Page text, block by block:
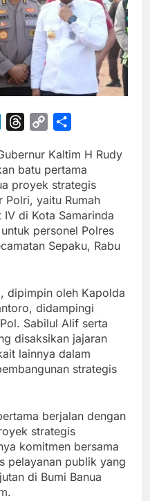
LinkedInThreads
Copy
Kaltim H Rudy
batu pertama
proyek strategis
Polri, yaitu Rumah
di Kota Samarinda
personel Polres
Sepaku, Rabu
dipimpin oleh Kapolda
didampingi
Sabilul Alif serta
disaksikan jajaran
lainnya dalam
strategis
berjalan dengan
strategis
komitmen bersama
pelayanan publik yang
di Bumi Banua